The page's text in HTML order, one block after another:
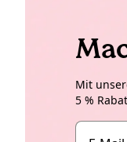
Mit
5 %